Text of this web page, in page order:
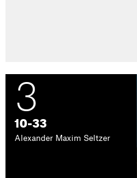
3
10-33
Alexander Maxim Seltzer